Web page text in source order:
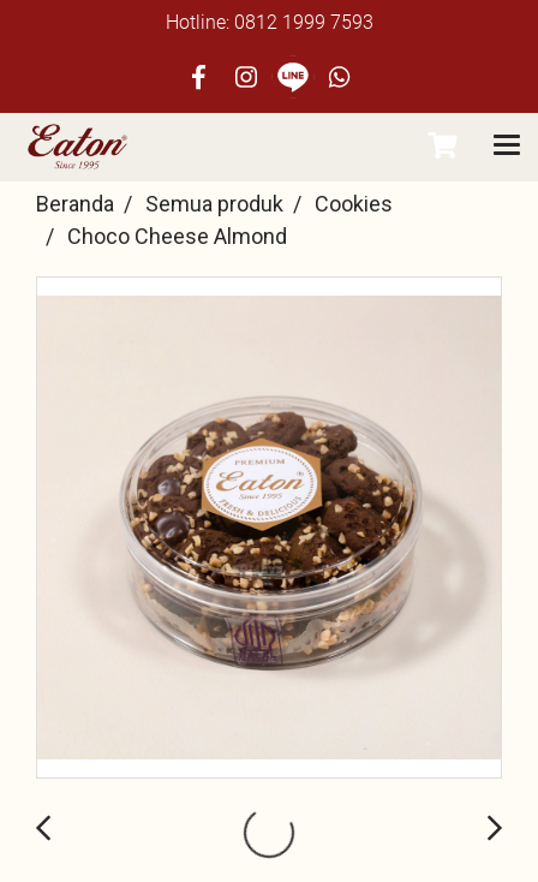
Hotline: 0812 1999 7593
Beranda Semua produk
Cookies
Choco Cheese Almond